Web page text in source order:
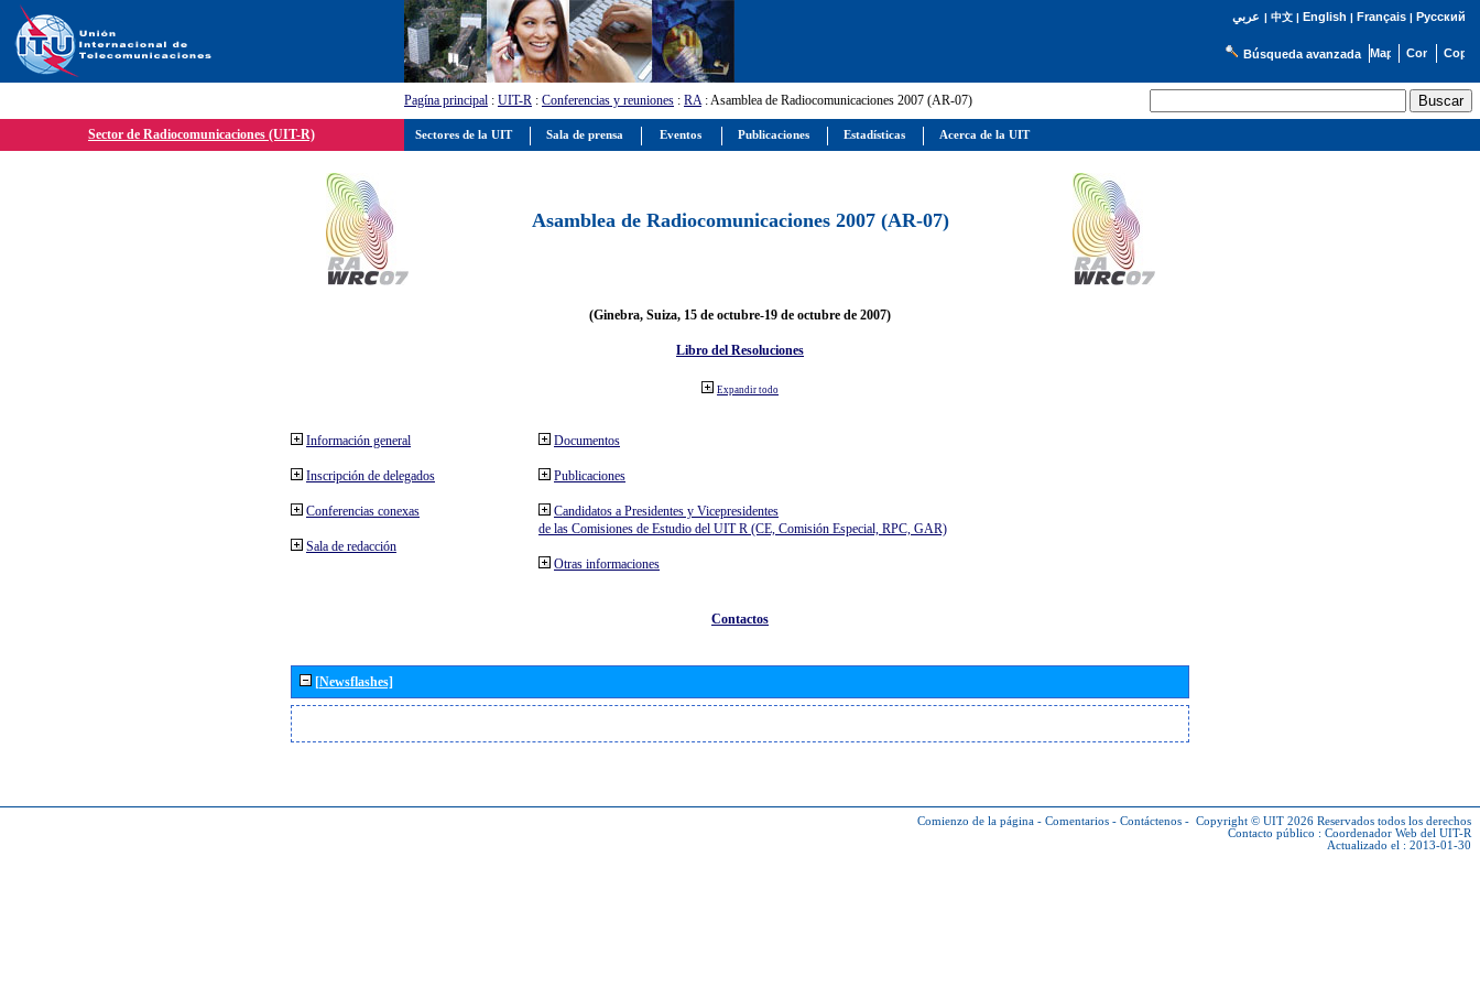
عربي | 中文| English | Français| Русский
Búsqueda avanzada
Pagína principal : UIT-R : Conferencias y reuniones : RA: Asamblea de Radiocomunicaciones 2007 (AR-07)
Sector de Radiocomunicaciones (UIT-R)
Asamblea de Radiocomunicaciones 2007 (AR-07)
(Ginebra, Suiza, 15 de octubre-19 de octubre de 2007)
Libro del Resoluciones
Expandir todo
Información general
Inscripción de delegados
Conferencias conexas
Sala de redacción
Documentos
Publicaciones
Candidatos a Presidentes y Vicepresidentes
de las Comisiones de Estudio del UIT R (CE, Comisión Especial, RPC, GAR)
Otras informaciones
Contactos
[Newsflashes]
Comienzo de la página - Comentarios - Contáctenos - Copyright © UIT 2026 Reservados todos los derechos
Contacto público : Coordenador Web del UIT-R
Actualizado el : 2013-01-30
Sectores de la UIT Sala de prensa Eventos Publicaciones Estadísticas Acerca de la UIT